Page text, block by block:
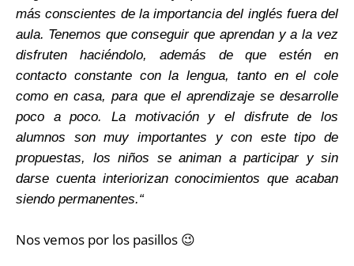
más conscientes de la importancia del inglés fuera del
aula. Tenemos que conseguir que aprendan y a la vez
disfruten haciéndolo, además de que estén en
contacto constante con la lengua, tanto en el cole
como en casa, para que el aprendizaje se desarrolle
poco a poco. La motivación y el disfrute de los
alumnos son muy importantes y con este tipo de
propuestas, los niños se animan a participar y sin
darse cuenta interiorizan conocimientos que acaban
siendo permanentes.“
Nos vemos por los pasillos 😉